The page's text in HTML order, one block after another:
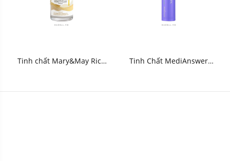
Tinh chất Mary&May Rice
Tinh Chất MediAnswer